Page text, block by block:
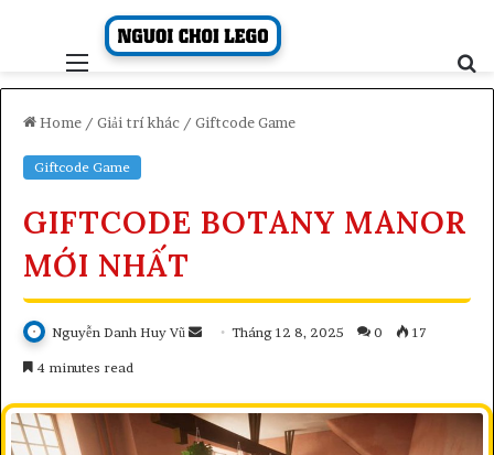
Menu
Home / Giải trí khác / Giftcode Game
Giftcode Game
GIFTCODE BOTANY MANOR
MỚI NHẤT
Nguyễn Danh Huy Vũ
SendTháng 12 8, 2025 0 17
4 minutes read